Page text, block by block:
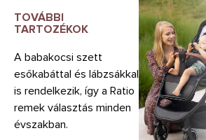
TOVÁBBI
TARTOZÉKOK
A babakocsi szett
esőkabáttal és lábzsákkal
is rendelkezik, így a Ratio
remek választás minden
évszakban.